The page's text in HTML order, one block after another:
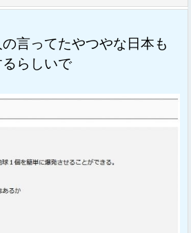
言ってたやつやな日本も
らしいで